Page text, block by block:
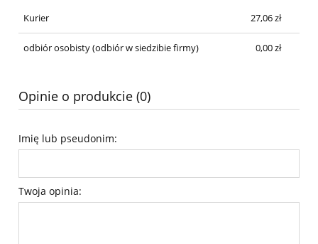
Kurier
27,06 zł
odbiór osobisty(odbiór w siedzibie firmy) 0,00 zł
Opinie o produkcie (0)
Imię lub pseudonim:
Twoja opinia: